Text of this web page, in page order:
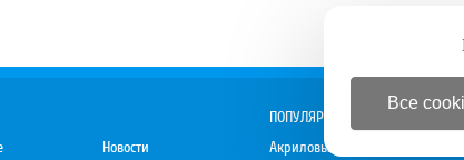
Новости
ПОПУЛЯРНОЕ
Акриловые ванны
Все